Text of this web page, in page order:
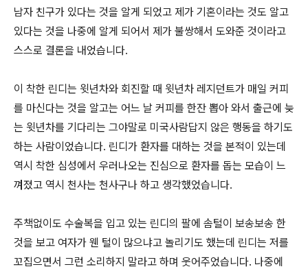
남자 친구가 있다는 것을 알게 되었고 제가 기혼이라는 것도 알고
있다는 것을 나중에 알게 되어서 제가 불쌍해서 도와준 것이라고
스스로 결론을 내었습니다.
이 착한 린디는 윗년차와 회진할 때 윗년차 레지던트가 매일 커피
를 마신다는 것을 알고는 어느 날 커피를 한잔 뽑아 와서 출근에 늦
는 윗년차를 기다리는 그야말로 미국사람답지 않은 행동을 하기도
하는 사람이었습니다. 린디가 환자를 대하는 것을 본적이 있는데
역시 착한 심성에서 우러나오는 진심으로 환자를 돕는 모습이 느
껴졌고 역시 천사는 천사구나 하고 생각했었습니다.
주책없이도 수술복을 입고 있는 린디의 팔에 솜털이 보송보송 한
것을 보고 여자가 웬 털이 많으냐고 놀리기도 했는데 린디는 저를
꼬집으면서 그런 소리하지 말라고 하며 웃어주었습니다. 나중에